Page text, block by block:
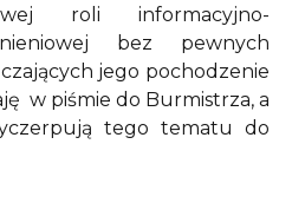
roli informacyjno-
bez pewnych
jego pochodzenie
w piśmie do Burmistrza, a
tego tematu do